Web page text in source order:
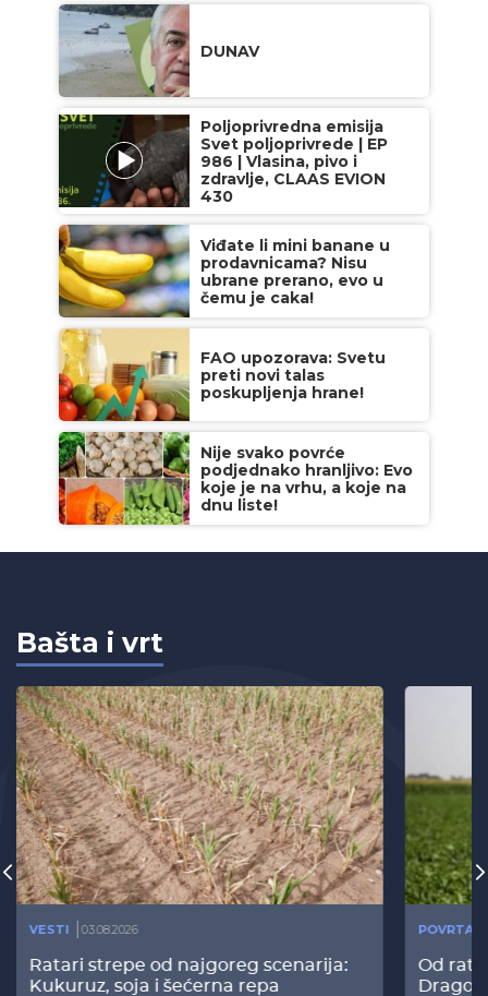
DUNAV
Poljoprivredna emisija
Svet poljoprivrede | EP
986 | Vlasina, pivo i
zdravlje, CLAAS EVION
430
Viđate li mini banane u
prodavnicama? Nisu
ubrane prerano, evo u
čemu je caka!
FAO upozorava: Svetu
preti novi talas
poskupljenja hrane!
Nije svako povrće
podjednako hranljivo: Evo
koje je na vrhu, a koje na
dnu liste!
Bašta i vrt
VESTI 03.08.2026
Ratari strepe od najgoreg scenarija:
Kukuruz, soja i šećerna repa
Od